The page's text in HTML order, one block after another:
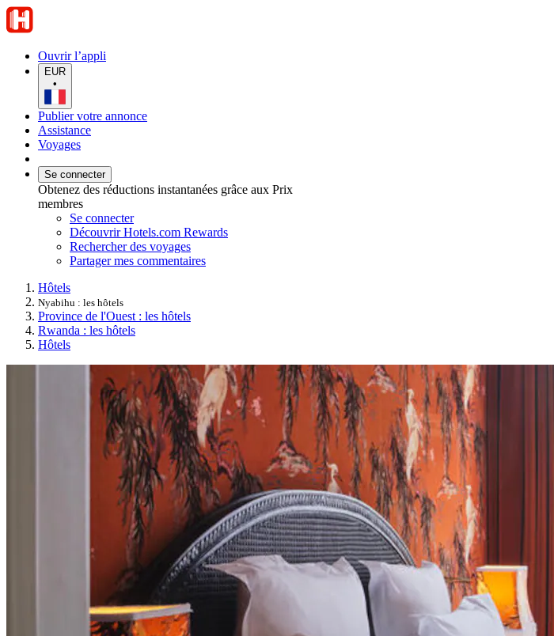
Ouvrir l’appli
EUR
•
Publier votre annonce
Assistance
Voyages
Se connecter
Obtenez des réductions instantanées grâce aux Prix
membres
Se connecter
Découvrir Hotels.com Rewards
Rechercher des voyages
Partager mes commentaires
Hôtels
Nyabihu : les hôtels
Province de l'Ouest : les hôtels
Rwanda : les hôtels
Hôtels